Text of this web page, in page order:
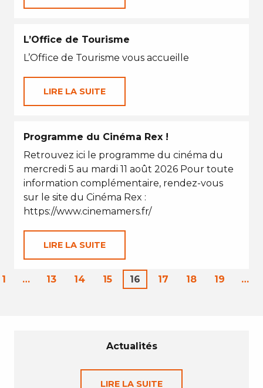
L’Office de Tourisme
L’Office de Tourisme vous accueille
LIRE LA SUITE
Programme du Cinéma Rex !
Retrouvez ici le programme du cinéma du
mercredi 5 au mardi 11 août 2026 Pour toute
information complémentaire, rendez-vous
sur le site du Cinéma Rex :
https://www.cinemamers.fr/
LIRE LA SUITE
1 … 13 14 15 16 17 18 19 …
Actualités
LIRE LA SUITE